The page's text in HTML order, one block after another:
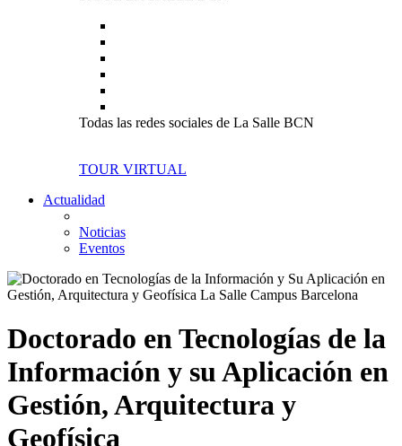
Todas las redes sociales de La Salle BCN
TOUR VIRTUAL
Actualidad
Noticias
Eventos
Doctorado en Tecnologías de la
Información y su Aplicación en
Gestión, Arquitectura y
Geofísica